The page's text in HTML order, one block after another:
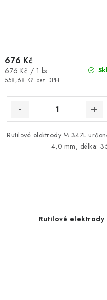
558,68 Kč bez DPH
676 Kč
Měrná
cena:
676 Kč / 1 ks
Rutilové elektrody M-347L
4,0 mm, délka:
Rutilové elektrody